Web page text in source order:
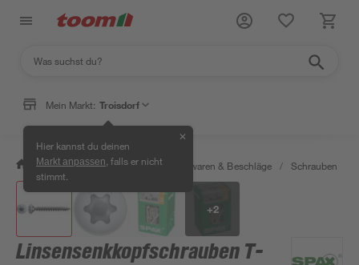
Mein Markt: Troisdorf
Hier kannst du deinen
Markt anpassen , falls er nicht
stimmt.
✕
/ Werkstatt & Maschinen / Eisenwaren & Beschläge / Schrauben
+2
Linsensenkkopfschrauben T-